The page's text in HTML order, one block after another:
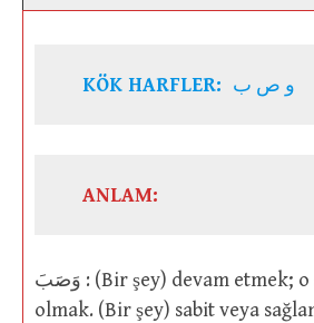
KÖK HARFLER: و ص ب
ANLAM:
وَصَبَ : (Bir şey) devam etmek; o şey sürekli
olmak. (Bir şey) sabit veya